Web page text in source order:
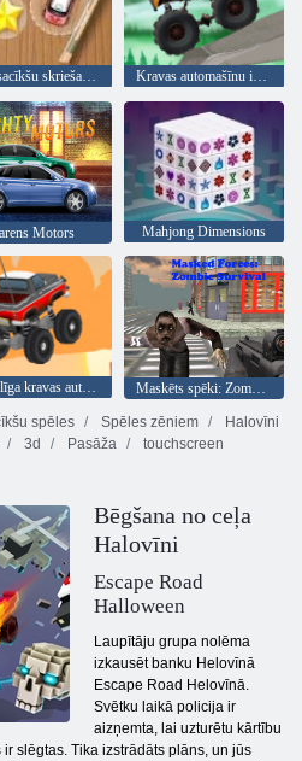
Mini sacīkšu skriešanās Kravas automašīnu izmēģinājumi
Motors Mahjong Dimensions
Bezgalīga kravas automašīna
Maskēts spēki: Zombie Survival
spēles Spēles zēniem
Halovīni
3d Pasāža
touchscreen
Bēgšana no ceļa
Halovīni
Escape Road
Halloween
Laupītāju grupa nolēma
izkausēt banku Helovīnā
Escape Road Helovīnā.
Svētku laikā policija ir
aizņemta, lai uzturētu kārtību
slēgtas. Tika izstrādāts plāns, un jūs